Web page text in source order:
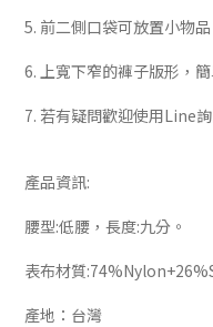
5. 前二側口袋可放置小物
6. 上寬下窄的褲子版形，
7. 若有疑問歡迎使用Line
產品資訊:
腰型:低腰，長度:九分。
表布材質
產地：台灣